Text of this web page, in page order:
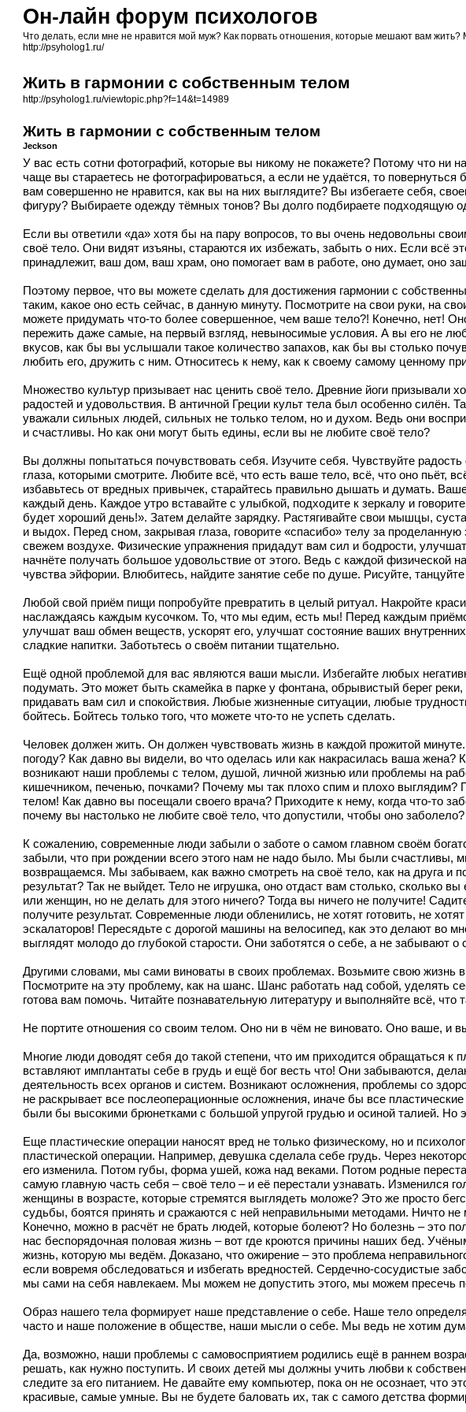
Он-лайн форум психологов
Что делать, если мне не нравится мой муж? Как порвать отношения, которые мешают вам
http://psyholog1.ru/
Жить в гармонии с собственным телом
http://psyholog1.ru/viewtopic.php?f=14&t=14989
Жить в гармонии с собственным телом
Jeckson
У вас есть сотни фотографий, которые вы никому не покажете? Потому что ни
чаще вы стараетесь не фотографироваться, а если не удаётся, то
вам совершенно не нравится, как вы на них выглядите? Вы избегаете себя,
фигуру? Выбираете одежду тёмных тонов? Вы долго подбираете подходящую
Если вы ответили «да» хотя бы на пару вопросов, то вы очень недовольны
своё тело. Они видят изъяны, стараются их избежать, забыть о них. Если всё
принадлежит, ваш дом, ваш храм, оно помогает вам в работе, оно думает, оно
Поэтому первое, что вы можете сделать для достижения гармонии с
таким, какое оно есть сейчас, в данную минуту. Посмотрите на свои руки, на
можете придумать что-то более совершенное, чем ваше тело?! Конечно, нет!
пережить даже самые, на первый взгляд, невыносимые условия. А вы его не
вкусов, как бы вы услышали такое количество запахов, как бы вы столько
любить его, дружить с ним. Относитесь к нему, как к своему самому ценному
Множество культур призывает нас ценить своё тело. Древние йоги призывали
радостей и удовольствия. В античной Греции культ тела был особенно силён.
уважали сильных людей, сильных не только телом, но и духом. Ведь они
и счастливы. Но как они могут быть едины, если вы не любите своё тело?
Вы должны попытаться почувствовать себя. Изучите себя. Чувствуйте
глаза, которыми смотрите. Любите всё, что есть ваше тело, всё, что оно пьёт,
избавьтесь от вредных привычек, старайтесь правильно дышать и думать.
каждый день. Каждое утро вставайте с улыбкой, подходите к зеркалу и
будет хороший день!». Затем делайте зарядку. Растягивайте свои мышцы,
и выдох. Перед сном, закрывая глаза, говорите «спасибо» телу за
свежем воздухе. Физические упражнения придадут вам сил и бодрости,
начнёте получать большое удовольствие от этого. Ведь с каждой
чувства эйфории. Влюбитесь, найдите занятие себе по душе. Рисуйте,
Любой свой приём пищи попробуйте превратить в целый ритуал. Накройте
наслаждаясь каждым кусочком. То, что мы едим, есть мы! Перед каждым
улучшат ваш обмен веществ, ускорят его, улучшат состояние ваших
сладкие напитки. Заботьтесь о своём питании тщательно.
Ещё одной проблемой для вас являются ваши мысли. Избегайте любых
подумать. Это может быть скамейка в парке у фонтана, обрывистый берег
придавать вам сил и спокойствия. Любые жизненные ситуации, любые
бойтесь. Бойтесь только того, что можете что-то не успеть сделать.
Человек должен жить. Он должен чувствовать жизнь в каждой прожитой
погоду? Как давно вы видели, во что оделась или как накрасилась ваша
возникают наши проблемы с телом, душой, личной жизнью или проблемы на
кишечником, печенью, почками? Почему мы так плохо спим и плохо
телом! Как давно вы посещали своего врача? Приходите к нему, когда что-то
почему вы настолько не любите своё тело, что допустили, чтобы оно заболело?
К сожалению, современные люди забыли о заботе о самом главном своём
забыли, что при рождении всего этого нам не надо было. Мы были счастливы,
возвращаемся. Мы забываем, как важно смотреть на своё тело, как на друга и
результат? Так не выйдет. Тело не игрушка, оно отдаст вам столько, сколько
или женщин, но не делать для этого ничего? Тогда вы ничего не получите!
получите результат. Современные люди обленились, не хотят готовить, не
эскалаторов! Пересядьте с дорогой машины на велосипед, как это делают во
выглядят молодо до глубокой старости. Они заботятся о себе, а не забывают
Другими словами, мы сами виноваты в своих проблемах. Возьмите свою жизнь
Посмотрите на эту проблему, как на шанс. Шанс работать над собой, уделять
готова вам помочь. Читайте познавательную литературу и выполняйте всё,
Не портите отношения со своим телом. Оно ни в чём не виновато. Оно ваше, и
Многие люди доводят себя до такой степени, что им приходится обращаться
вставляют имплантаты себе в грудь и ещё бог весть что! Они забываются,
деятельность всех органов и систем. Возникают осложнения, проблемы со
не раскрывает все послеоперационные осложнения, иначе бы все
были бы высокими брюнетками с большой упругой грудью и осиной талией. Но
Еще пластические операции наносят вред не только физическому, но и
пластической операции. Например, девушка сделала себе грудь. Через
его изменила. Потом губы, форма ушей, кожа над веками. Потом родные
самую главную часть себя – своё тело – и её перестали узнавать. Изменился
женщины в возрасте, которые стремятся выглядеть моложе? Это же просто
судьбы, боятся принять и сражаются с ней неправильными методами. Ничто
Конечно, можно в расчёт не брать людей, которые болеют? Но болезнь – это
нас беспорядочная половая жизнь – вот где кроются причины наших бед.
жизнь, которую мы ведём. Доказано, что ожирение – это проблема
если вовремя обследоваться и избегать вредностей. Сердечно-сосудистые
мы сами на себя навлекаем. Мы можем не допустить этого, мы можем пресечь
Образ нашего тела формирует наше представление о себе. Наше тело
часто и наше положение в обществе, наши мысли о себе. Мы ведь не хотим
Да, возможно, наши проблемы с самовосприятием родились ещё в раннем
решать, как нужно поступить. И своих детей мы должны учить любви к
следите за его питанием. Не давайте ему компьютер, пока он не осознает,
красивые, самые умные. Вы не будете баловать их, так с самого детства